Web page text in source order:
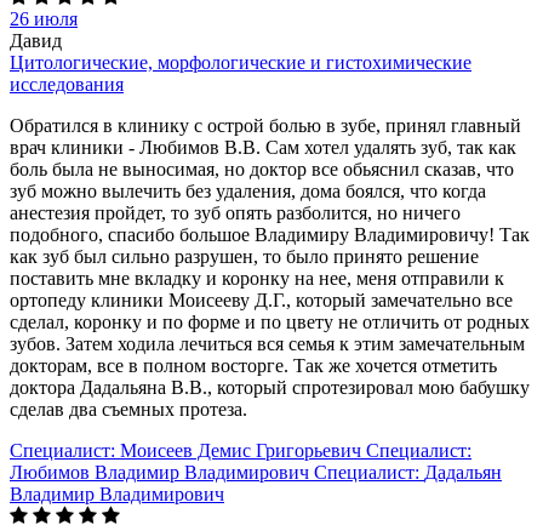
26 июля
Давид
Цитологические, морфологические и гистохимические
исследования
Обратился в клинику с острой болью в зубе, принял главный
врач клиники - Любимов В.В. Сам хотел удалять зуб, так как
боль была не выносимая, но доктор все обьяснил сказав, что
зуб можно вылечить без удаления, дома боялся, что когда
анестезия пройдет, то зуб опять разболится, но ничего
подобного, спасибо большое Владимиру Владимировичу! Так
как зуб был сильно разрушен, то было принято решение
поставить мне вкладку и коронку на нее, меня отправили к
ортопеду клиники Моисееву Д.Г., который замечательно все
сделал, коронку и по форме и по цвету не отличить от родных
зубов. Затем ходила лечиться вся семья к этим замечательным
докторам, все в полном восторге. Так же хочется отметить
доктора Дадальяна В.В., который спротезировал мою бабушку
сделав два съемных протеза.
Специалист: Моисеев Демис Григорьевич Специалист:
Любимов Владимир Владимирович Специалист: Дадальян
Владимир Владимирович